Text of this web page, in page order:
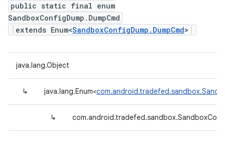
public static final enum
SandboxConfigDump.DumpCmd
extends Enum<SandboxConfigDump.DumpCmd>
java.lang.Object
↳ java.lang.Enum<
↳